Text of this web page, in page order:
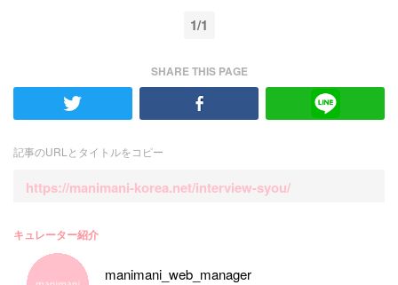
1/1
SHARE THIS PAGE
記事のURLとタイトルをコピー
https://manimani-korea.net/interview-syou/
キュレーター紹介
manimani_web_manager